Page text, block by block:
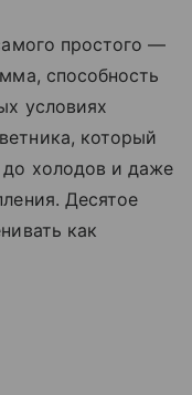
простого —
способность
условиях
который
холодов и даже
Десятое
как